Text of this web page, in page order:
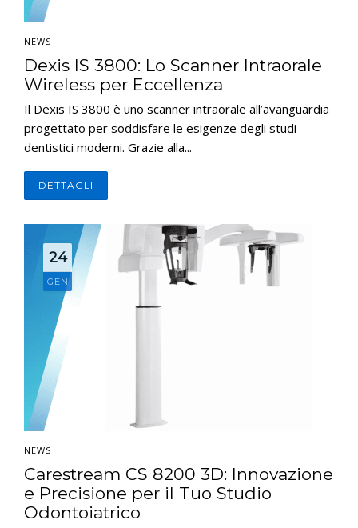
NEWS
Dexis IS 3800: Lo Scanner Intraorale
Wireless per Eccellenza
Il Dexis IS 3800 è uno scanner intraorale all’avanguardia
progettato per soddisfare le esigenze degli studi
dentistici moderni. Grazie alla...
DETTAGLI
24
GEN
NEWS
Carestream CS 8200 3D: Innovazione
e Precisione per il Tuo Studio
Odontoiatrico